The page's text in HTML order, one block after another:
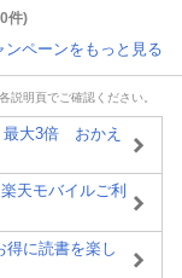
件)
ンペーンをもっと見る
明頁でご確認ください。
最大3倍 おかえ
天モバイルご利
得に読書を楽し